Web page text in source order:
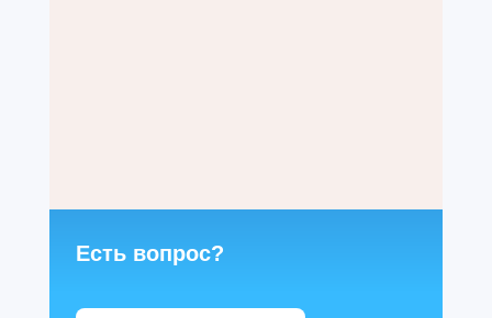
Есть вопрос?